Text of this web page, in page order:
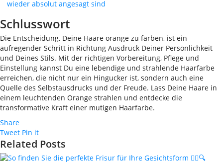
wieder absolut angesagt sind
Schlusswort
Die Entscheidung, Deine Haare orange zu färben, ist ein
aufregender Schritt in Richtung Ausdruck Deiner Persönlichkeit
und Deines Stils. Mit der richtigen Vorbereitung, Pflege und
Einstellung kannst Du eine lebendige und strahlende Haarfarbe
erreichen, die nicht nur ein Hingucker ist, sondern auch eine
Quelle des Selbstausdrucks und der Freude. Lass Deine Haare in
einem leuchtenden Orange strahlen und entdecke die
transformative Kraft einer mutigen Haarfarbe.
Share
Tweet Pin it
Related Posts